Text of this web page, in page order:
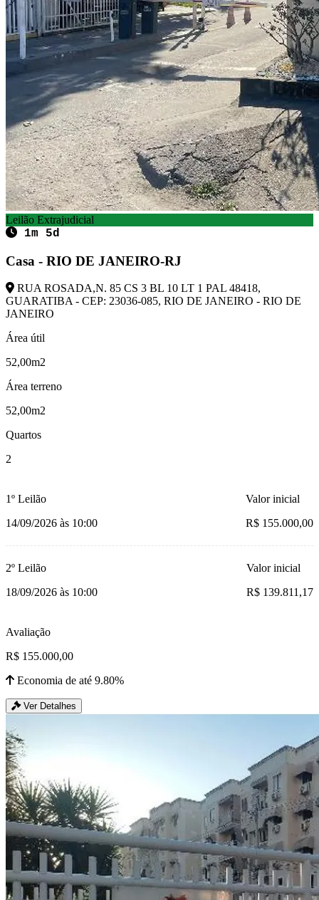
Leilão Extrajudicial
1m 5d
Casa - RIO DE JANEIRO-RJ
RUA ROSADA,N. 85 CS 3 BL 10 LT 1 PAL 48418,
GUARATIBA - CEP: 23036-085, RIO DE JANEIRO - RIO DE
JANEIRO
Área útil
52,00m2
Área terreno
52,00m2
Quartos
2
1º Leilão
14/09/2026 às 10:00
Valor inicial
R$ 155.000,00
2º Leilão
18/09/2026 às 10:00
Valor inicial
R$ 139.811,17
Avaliação
R$ 155.000,00
Economia de até 9.80%
Ver Detalhes